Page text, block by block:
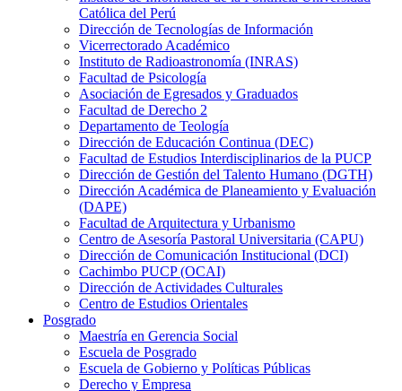
Católica del Perú
Dirección de Tecnologías de Información
Vicerrectorado Académico
Instituto de Radioastronomía (INRAS)
Facultad de Psicología
Asociación de Egresados y Graduados
Facultad de Derecho 2
Departamento de Teología
Dirección de Educación Continua (DEC)
Facultad de Estudios Interdisciplinarios de la PUCP
Dirección de Gestión del Talento Humano (DGTH)
Dirección Académica de Planeamiento y Evaluación
(DAPE)
Facultad de Arquitectura y Urbanismo
Centro de Asesoría Pastoral Universitaria (CAPU)
Dirección de Comunicación Institucional (DCI)
Cachimbo PUCP (OCAI)
Dirección de Actividades Culturales
Centro de Estudios Orientales
Posgrado
Maestría en Gerencia Social
Escuela de Posgrado
Escuela de Gobierno y Políticas Públicas
Derecho y Empresa